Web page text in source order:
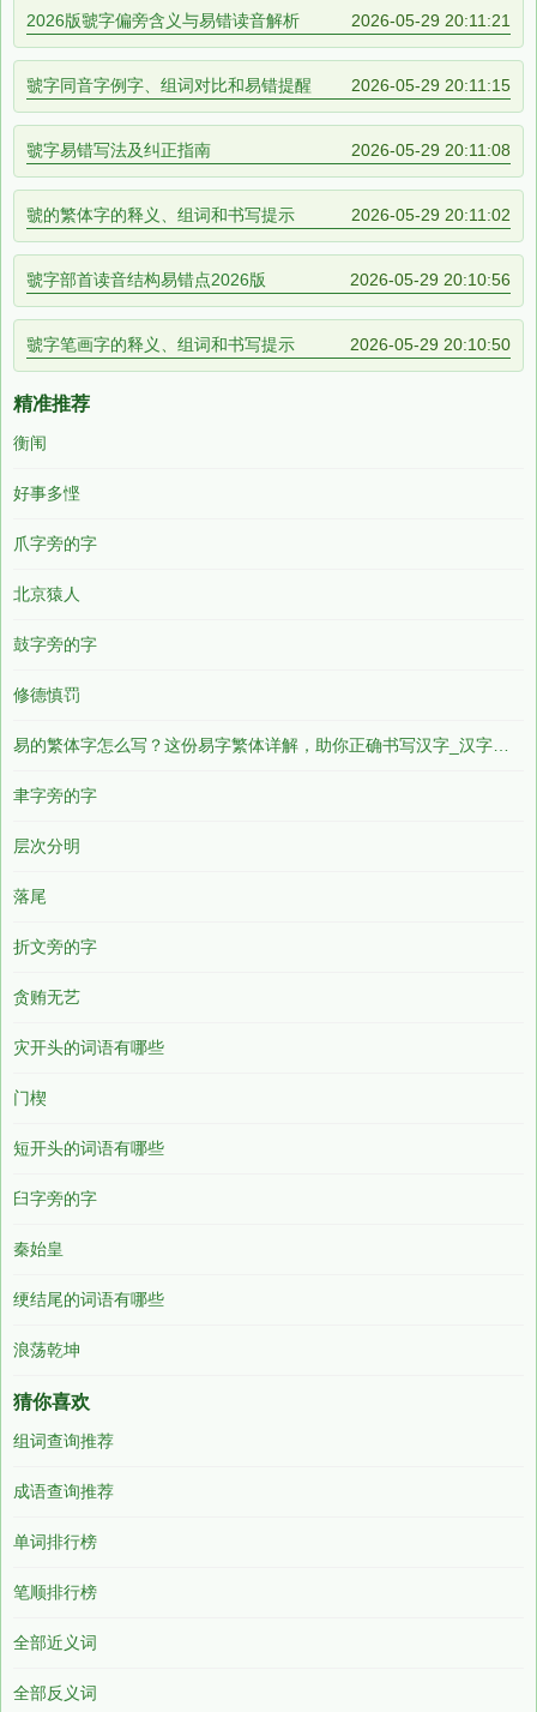
2026版虢字偏旁含义与易错读音解析 2026-05-29 20:11:21
虢字同音字例字、组词对比和易错提醒 2026-05-29 20:11:15
虢字易错写法及纠正指南 2026-05-29 20:11:08
虢的繁体字的释义、组词和书写提示 2026-05-29 20:11:02
虢字部首读音结构易错点2026版 2026-05-29 20:10:56
虢字笔画字的释义、组词和书写提示 2026-05-29 20:10:50
精准推荐
衡闱
好事多悭
爪字旁的字
北京猿人
鼓字旁的字
修德慎罚
聿字旁的字
层次分明
落尾
折文旁的字
贪贿无艺
灾开头的词语有哪些
门楔
短开头的词语有哪些
臼字旁的字
秦始皇
绠结尾的词语有哪些
浪荡乾坤
猜你喜欢
组词查询推荐
成语查询推荐
单词排行榜
笔顺排行榜
全部近义词
全部反义词